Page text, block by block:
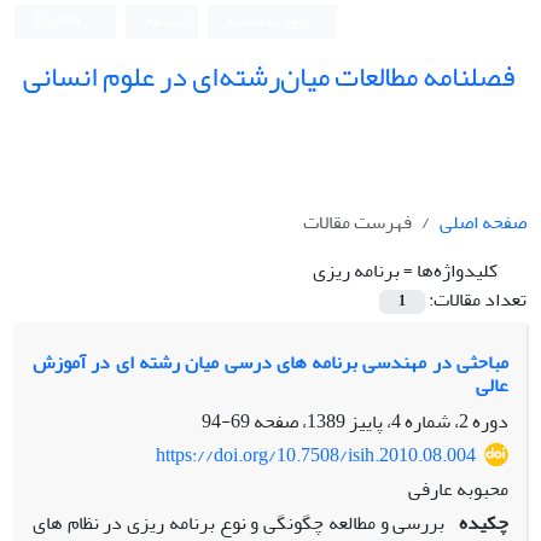
فصلنامه مطالعات میان‌رشته‌ای در علوم انسانی
صفحه اصلی
فهرست مقالات
کلیدواژه‌ها =برنامه ریزی
تعداد مقالات:
1
مباحثی در مهندسی برنامه های درسی میان رشته ای در آموزش
عالی
دوره 2، شماره 4، پاییز 1389، صفحه
69-94
https://doi.org/10.7508/isih.2010.08.004
محبوبه عارفی
چکیده بررسی و مطالعه چگونگی و نوع برنامه ریزی در نظام های